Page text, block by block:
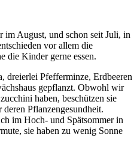
im August, und schon seit Juli, in
vor allem die
die Kinder gerne essen.
dreierlei Pfefferminze, Erdbeeren
gepflanzt. Obwohl wir
haben, beschützen sie
Pflanzengesundheit.
im Hoch- und Spätsommer in
sie haben zu wenig Sonne